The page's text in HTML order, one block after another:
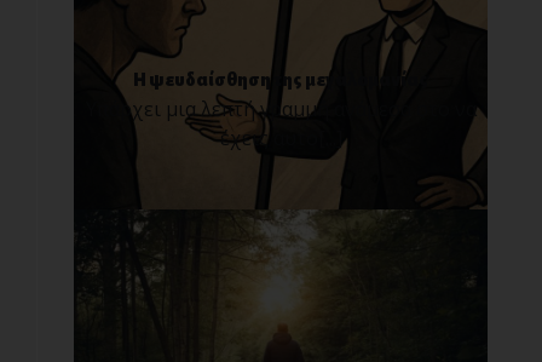
Η ψευδαίσθηση της μεγαλομανίας
Υπάρχει μια λεπτή γραμμή ανάμεσα στο να
έχεις αυτο[...]